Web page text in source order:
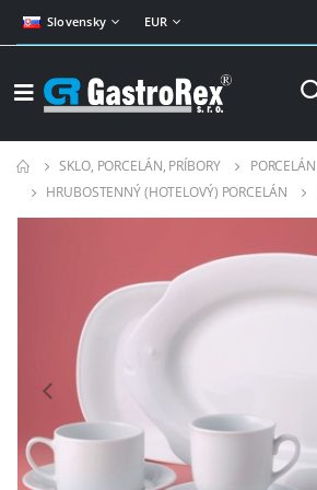
Slovensky EUR
SKLO, PORCELÁN, PRÍBORY
PORCELÁN
HRUBOSTENNÝ (HOTELOVÝ) PORCELÁN